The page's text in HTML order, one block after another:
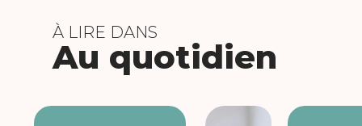
À LIRE DANS
Au quotidien